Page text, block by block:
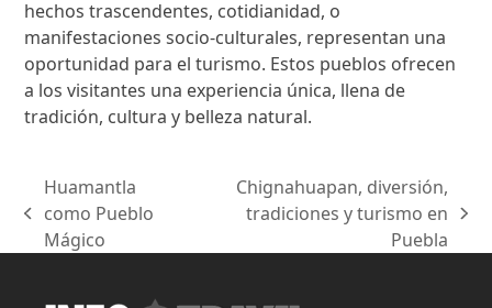
hechos trascendentes, cotidianidad, o
manifestaciones socio-culturales, representan una
oportunidad para el turismo. Estos pueblos ofrecen
a los visitantes una experiencia única, llena de
tradición, cultura y belleza natural.
previous
post:
Huamantla
como Pueblo
Mágico
post:
Chignahuapan, diversión,
tradiciones y turismo en
Puebla